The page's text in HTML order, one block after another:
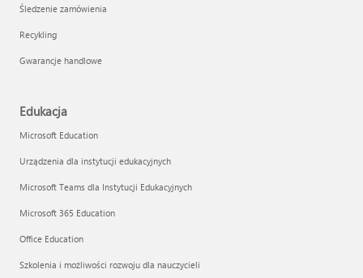
Śledzenie zamówienia
Recykling
Gwarancje handlowe
Edukacja
Microsoft Education
Urządzenia dla instytucji edukacyjnych
Microsoft Teams dla Instytucji Edukacyjnych
Microsoft 365 Education
Office Education
Szkolenia i możliwości rozwoju dla nauczycieli